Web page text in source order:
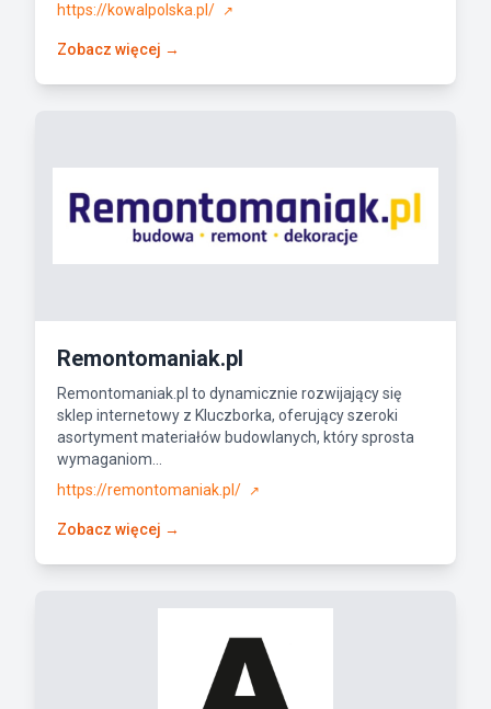
https://kowalpolska.pl/
↗
Zobacz więcej →
Remontomaniak.pl
Remontomaniak.pl to dynamicznie rozwijający się
sklep internetowy z Kluczborka, oferujący szeroki
asortyment materiałów budowlanych, który sprosta
wymaganiom...
https://remontomaniak.pl/
↗
Zobacz więcej →